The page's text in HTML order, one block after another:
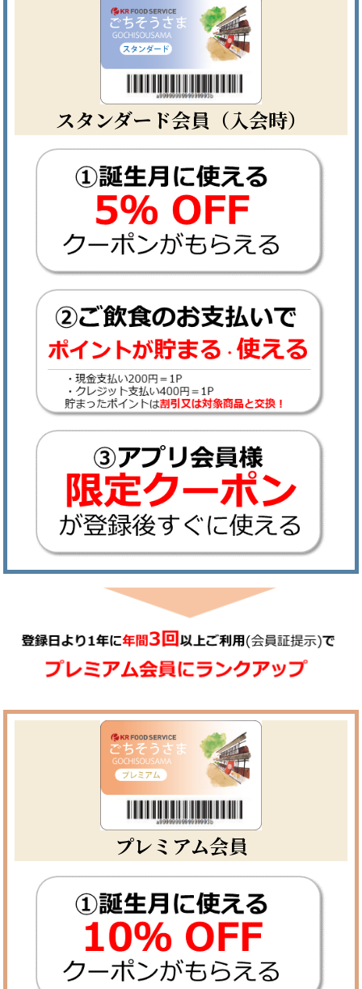
スタンダード会員（入会時）
プレミアム会員